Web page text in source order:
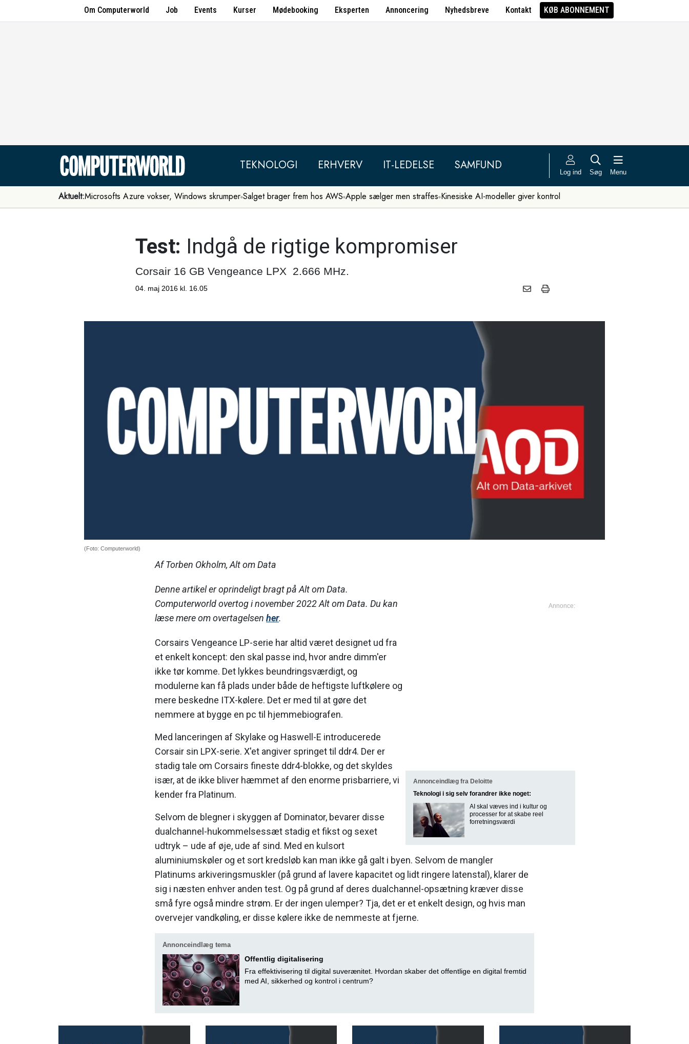
Om Computerworld Job Events Kurser Mødebooking Eksperten Annoncering Nyhedsbreve Kontakt KØB ABONNEMENT
TEKNOLOGI ERHVERV IT-LEDELSE SAMFUND Log ind Søg Menu
Aktuelt:Microsofts Azure vokser, Windows skrumper Salget brager frem hos AWS Apple sælger men straffes Kinesiske AI-modeller giver kontrol
Test: Indgå de rigtige kompromiser
Corsair 16 GB Vengeance LPX 2.666 MHz.
04. maj 2016 kl. 16.05
(Foto: Computerworld)
Annonceindlæg fra Deloitte
Teknologi i sig selv forandrer ikke noget:
AI skal væves ind i kultur og
processer for at skabe reel
forretningsværdi
Af Torben Okholm, Alt om Data
Denne artikel er oprindeligt bragt på Alt om Data.
Computerworld overtog i november 2022 Alt om Data. Du kan
læse mere om overtagelsen her.
Corsairs Vengeance LP-serie har altid været designet ud fra
et enkelt koncept: den skal passe ind, hvor andre dimm'er
ikke tør komme. Det lykkes beundringsværdigt, og
modulerne kan få plads under både de heftigste luftkølere og
mere beskedne ITX-kølere. Det er med til at gøre det
nemmere at bygge en pc til hjemmebiografen.
Med lanceringen af Skylake og Haswell-E introducerede
Corsair sin LPX-serie. X'et angiver springet til ddr4. Der er
stadig tale om Corsairs fineste ddr4-blokke, og det skyldes
især, at de ikke bliver hæmmet af den enorme prisbarriere, vi
kender fra Platinum.
Selvom de blegner i skyggen af Dominator, bevarer disse
dualchannel-hukommelsessæt stadig et fikst og sexet
udtryk – ude af øje, ude af sind. Med en kulsort
aluminiumskøler og et sort kredsløb kan man ikke gå galt i byen. Selvom de mangler
Platinums arkiveringsmuskler (på grund af lavere kapacitet og lidt ringere latenstal), klarer de
sig i næsten enhver anden test. Og på grund af deres dualchannel-opsætning kræver disse
små fyre også mindre strøm. Er der ingen ulemper? Tja, det er et enkelt design, og hvis man
overvejer vandkøling, er disse kølere ikke de nemmeste at fjerne.
Annonceindlæg tema
Offentlig digitalisering
Fra effektivisering til digital suverænitet. Hvordan skaber det offentlige en digital fremtid
med AI, sikkerhed og kontrol i centrum?